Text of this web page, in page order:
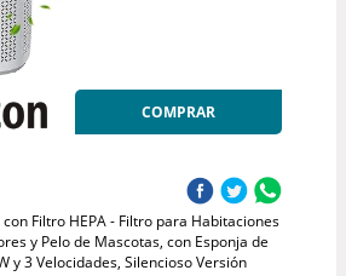
COMPRAR
Filtro HEPA - Filtro para Habitaciones
y Pelo de Mascotas, con Esponja de
y 3 Velocidades, Silencioso Versión